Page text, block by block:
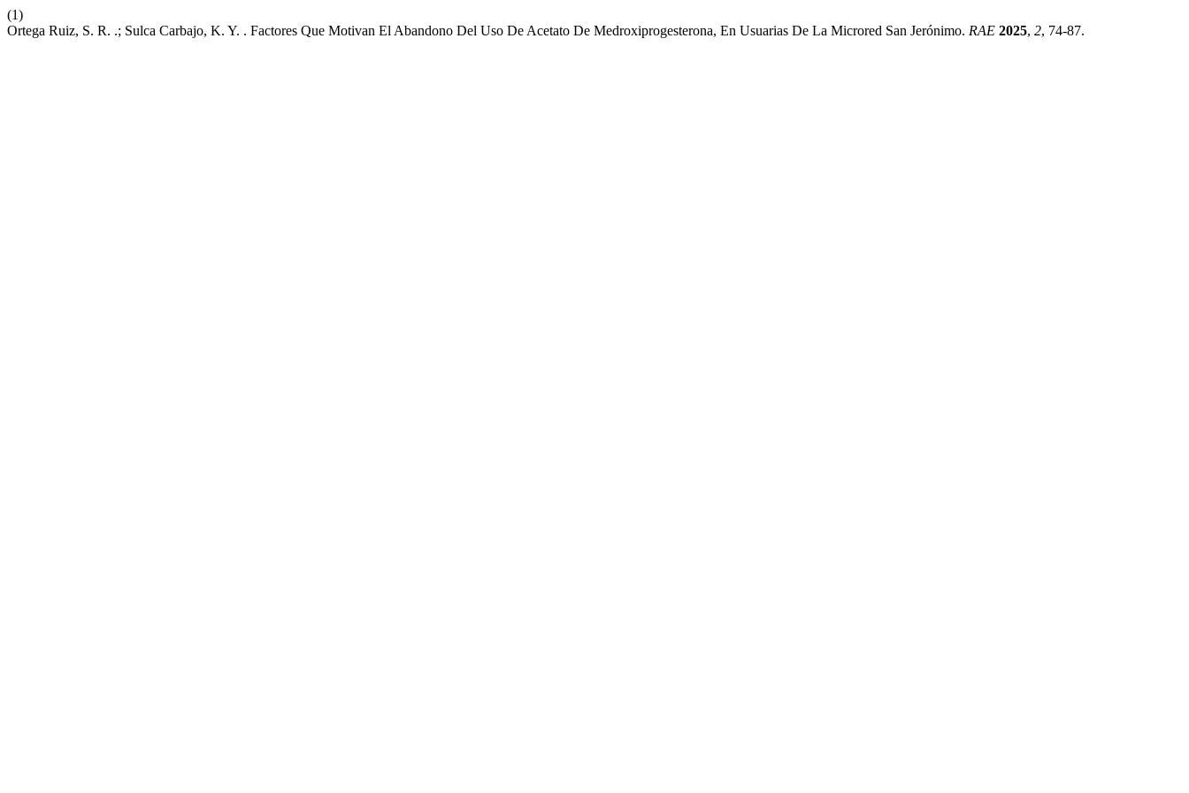
(1)
Ortega Ruiz, S. R. .; Sulca Carbajo, K. Y. . Factores Que Motivan El Abandono Del Uso De Acetato De Medroxiprogesterona, En Usuarias De La Microred San Jerónimo. RAE 2025, 2, 74-87.